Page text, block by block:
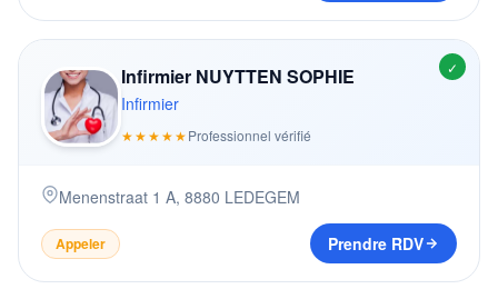
✓
Infirmier NUYTTEN SOPHIE
Infirmier
★★★★★Professionnel vérifié
Menenstraat 1 A, 8880 LEDEGEM
Appeler Prendre RDV